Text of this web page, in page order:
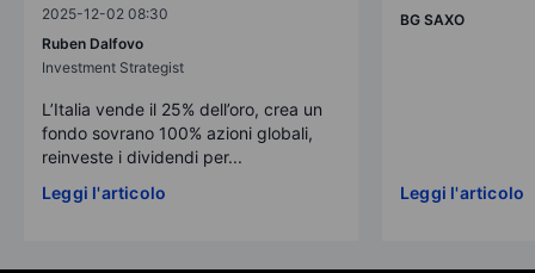
2025-12-02 08:30
Ruben Dalfovo
Investment Strategist
L’Italia vende il 25% dell’oro, crea un
fondo sovrano 100% azioni globali,
reinveste i dividendi per...
Leggi l'articolo
BG SAXO
Leggi l'articolo